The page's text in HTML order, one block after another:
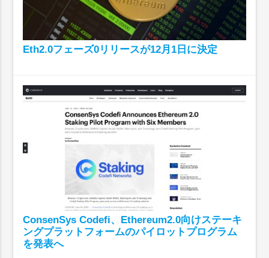
Eth2.0フェーズ0リリースが12月1日に決定
ConsenSys Codefi、Ethereum2.0向けステーキ
ングプラットフォームのパイロットプログラム
を発表へ